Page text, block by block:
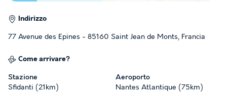
Indirizzo
77 Avenue des Epines - 85160 Saint Jean de Monts, Francia
Come arrivare?
Stazione
Sfidanti (21km)
Aeroporto
Nantes Atlantique (75km)